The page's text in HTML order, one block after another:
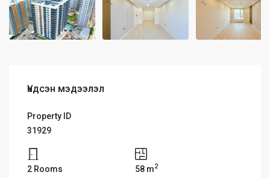
Үндсэн мэдээлэл
Property ID
31929
2 Rooms 58 m2